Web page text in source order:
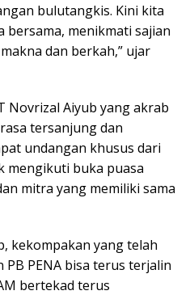
bulutangkis. Kini kita
bersama, menikmati sajian
dan berkah,” ujar
Novrizal Aiyub yang akrab
tersanjung dan
undangan khusus dari
mengikuti buka puasa
mitra yang memiliki sama
kekompakan yang telah
PENA bisa terus terjalin
bertekad terus